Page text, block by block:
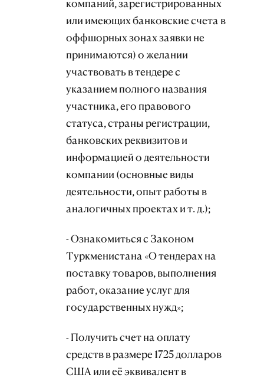
компаний, зарегистрированных
или имеющих банковские счета в
оффшорных зонах заявки не
принимаются) о желании
участвовать в тендере с
указанием полного названия
участника, его правового
статуса, страны регистрации,
банковских реквизитов и
информацией о деятельности
компании (основные виды
деятельности, опыт работы в
аналогичных проектах и т. д.);
- Ознакомиться с Законом
Туркменистана «О тендерах на
поставку товаров, выполнения
работ, оказание услуг для
государственных нужд»;
- Получить счет на оплату
средств в размере 1725 долларов
США или её эквивалент в